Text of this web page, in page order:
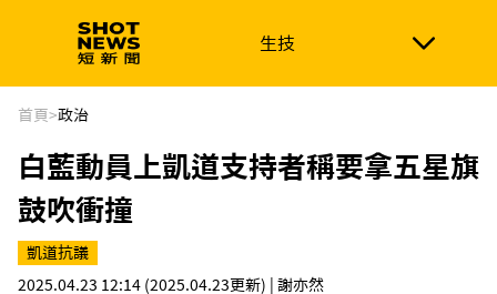
生技
生技 政治
新南向 體育
首頁>政治
白藍動員上凱道支持者稱要拿五星旗
鼓吹衝撞
凱道抗議
2025.04.23 12:14 (2025.04.23更新) | 謝亦然